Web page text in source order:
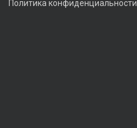
Политика конфиденциальности